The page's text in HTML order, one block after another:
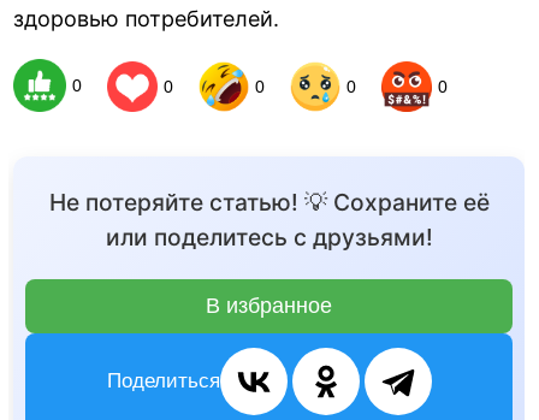
здоровью потребителей.
0 0 0 0 0
Не потеряйте статью! 💡 Сохраните её
или поделитесь с друзьями!
В избранное
Поделиться